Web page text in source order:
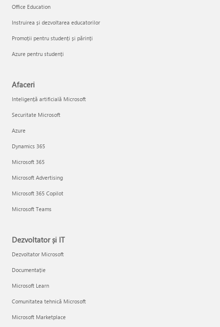
Office Education
Instruirea și dezvoltarea educatorilor
Promoții pentru studenți și părinți
Azure pentru studenți
Afaceri
Inteligență artificială Microsoft
Securitate Microsoft
Azure
Dynamics 365
Microsoft 365
Microsoft Advertising
Microsoft 365 Copilot
Microsoft Teams
Dezvoltator și IT
Dezvoltator Microsoft
Documentație
Microsoft Learn
Comunitatea tehnică Microsoft
Microsoft Marketplace